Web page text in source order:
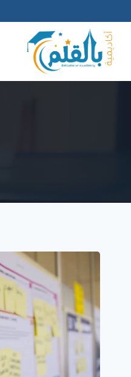
إلى
المحتوى